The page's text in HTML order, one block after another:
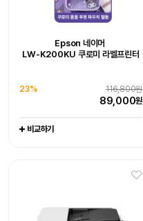
Epson 네이머
LW-K200KU 쿠로미 라벨프린터
116,800원
23%
89,000원
비교하기
Epson WorkForce DS-785W
519,000원
비교하기
Epson 네이머
LW-K200DA 곰돌이 푸 라벨프린터
128,000원
102,800원
비교하기